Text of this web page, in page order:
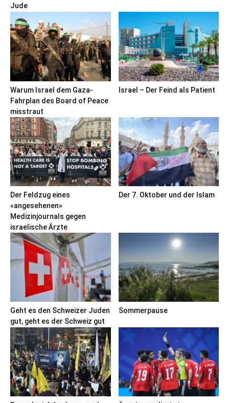
Jude
Warum Israel dem Gaza-
Fahrplan des Board of Peace
misstraut
Israel – Der Feind als Patient
Der Feldzug eines
«angesehenen»
Medizinjournals gegen
israelische Ärzte
Der 7. Oktober und der Islam
Geht es den Schweizer Juden
gut, geht es der Schweiz gut
Sommerpause